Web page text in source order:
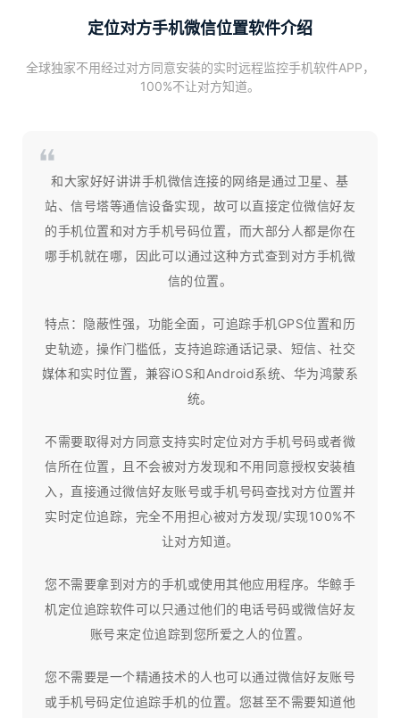
定位对方手机微信位置软件介绍
全球独家不用经过对方同意安装的实时远程监控手机软件APP，
100%不让对方知道。
和大家好好讲讲手机微信连接的网络是通过卫星、基
站、信号塔等通信设备实现，故可以直接定位微信好友
的手机位置和对方手机号码位置，而大部分人都是你在
哪手机就在哪，因此可以通过这种方式查到对方手机微
信的位置。
特点：隐蔽性强，功能全面，可追踪手机GPS位置和历
史轨迹，操作门槛低，支持追踪通话记录、短信、社交
媒体和实时位置，兼容iOS和Android系统、华为鸿蒙系
统。
不需要取得对方同意支持实时定位对方手机号码或者微
信所在位置，且不会被对方发现和不用同意授权安装植
入，直接通过微信好友账号或手机号码查找对方位置并
实时定位追踪，完全不用担心被对方发现/实现100%不
让对方知道。
您不需要拿到对方的手机或使用其他应用程序。华鲸手
机定位追踪软件可以只通过他们的电话号码或微信好友
账号来定位追踪到您所爱之人的位置。
您不需要是一个精通技术的人也可以通过微信好友账号
或手机号码定位追踪手机的位置。您甚至不需要知道他